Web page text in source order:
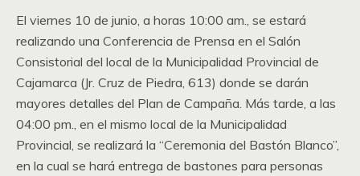
El viernes 10 de junio, a horas 10:00 am., se estará
realizando una Conferencia de Prensa en el Salón
Consistorial del local de la Municipalidad Provincial de
Cajamarca (Jr. Cruz de Piedra, 613) donde se darán
mayores detalles del Plan de Campaña. Más tarde, a las
04:00 pm., en el mismo local de la Municipalidad
Provincial, se realizará la “Ceremonia del Bastón Blanco”,
en la cual se hará entrega de bastones para personas